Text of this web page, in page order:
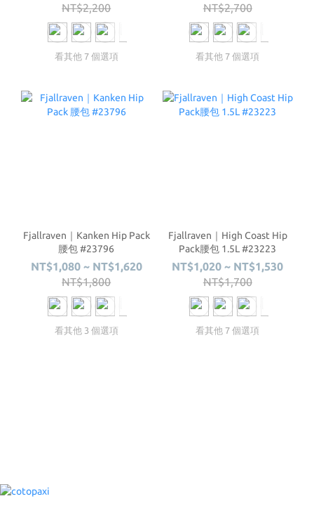
NT$2,200
看其他 7 個選項
NT$2,700
看其他 7 個選項
Fjallraven｜Kanken Hip Pack
腰包 #23796
NT$1,080 ~ NT$1,620
NT$1,800
看其他 3 個選項
Fjallraven｜High Coast Hip
Pack腰包 1.5L #23223
NT$1,020 ~ NT$1,530
NT$1,700
看其他 7 個選項